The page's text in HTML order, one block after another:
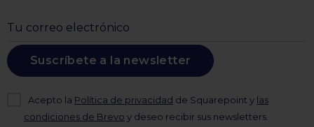
Suscríbete a la newsletter
Acepto la Política de privacidad de Squarepoint y las
condiciones de Brevo y deseo recibir sus newsletters.